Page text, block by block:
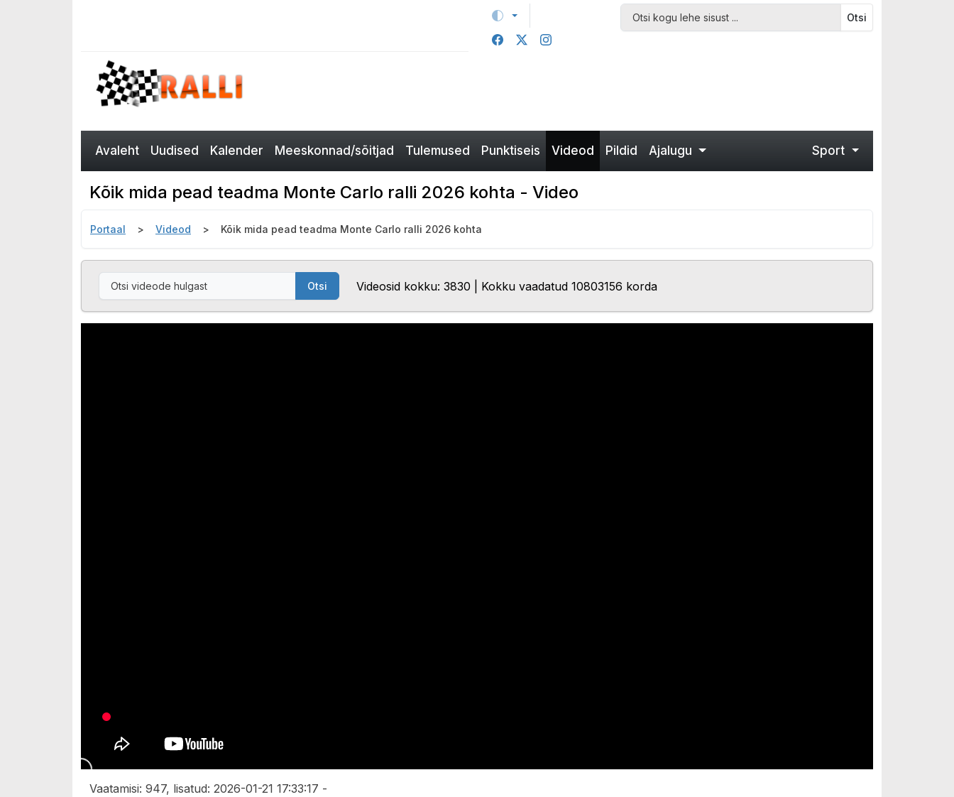
Otsi
Avaleht Uudised Kalender Meeskonnad/sõitjad Tulemused Punktiseis Videod Pildid Ajalugu Sport
Kõik mida pead teadma Monte Carlo ralli 2026 kohta - Video
Portaal Videod Kõik mida pead teadma Monte Carlo ralli 2026 kohta
Otsi Videosid kokku: 3830 | Kokku vaadatud 10803156 korda
Vaatamisi: 947, lisatud: 2026-01-21 17:33:17 -